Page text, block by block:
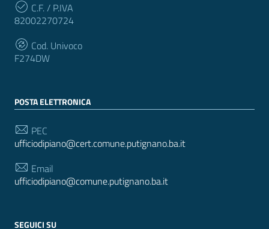
C.F. / P.IVA
82002270724
Cod. Univoco
F274DW
POSTA ELETTRONICA
PEC
ufficiodipiano@cert.comune.putignano.ba.it
Email
ufficiodipiano@comune.putignano.ba.it
SEGUICI SU